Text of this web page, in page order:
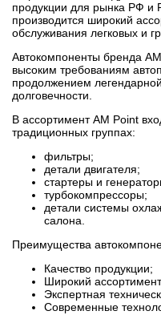
продукции для рынка РФ и
производится широкий
обслуживания легковых и
Автокомпоненты бренда
высоким требованиям
продолжением
долговечности.
В ассортимент AM Point
традиционных группах:
фильтры;
детали двигателя;
стартеры и
турбокомпрессоры;
детали системы
салона.
Преимущества
Качество продукции;
Широкий
Экспертная
Современные